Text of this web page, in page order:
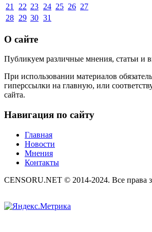
21
22 23 24 25 26 27
28 29 30 31
О сайте
Публикуем различные мнения, статьи и
При использовании материалов
гиперссылки на главную, или
сайта.
Навигация по сайту
Главная
Новости
Мнения
Контакты
CENSORU.NET © 2014-2024. Все права